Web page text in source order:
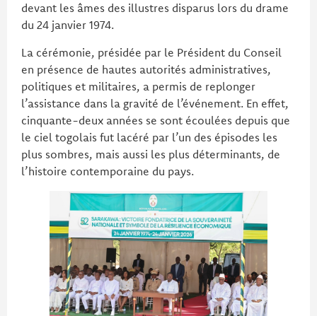
devant les âmes des illustres disparus lors du drame
du 24 janvier 1974.
La cérémonie, présidée par le Président du Conseil
en présence de hautes autorités administratives,
politiques et militaires, a permis de replonger
l’assistance dans la gravité de l’événement. En effet,
cinquante-deux années se sont écoulées depuis que
le ciel togolais fut lacéré par l’un des épisodes les
plus sombres, mais aussi les plus déterminants, de
l’histoire contemporaine du pays.